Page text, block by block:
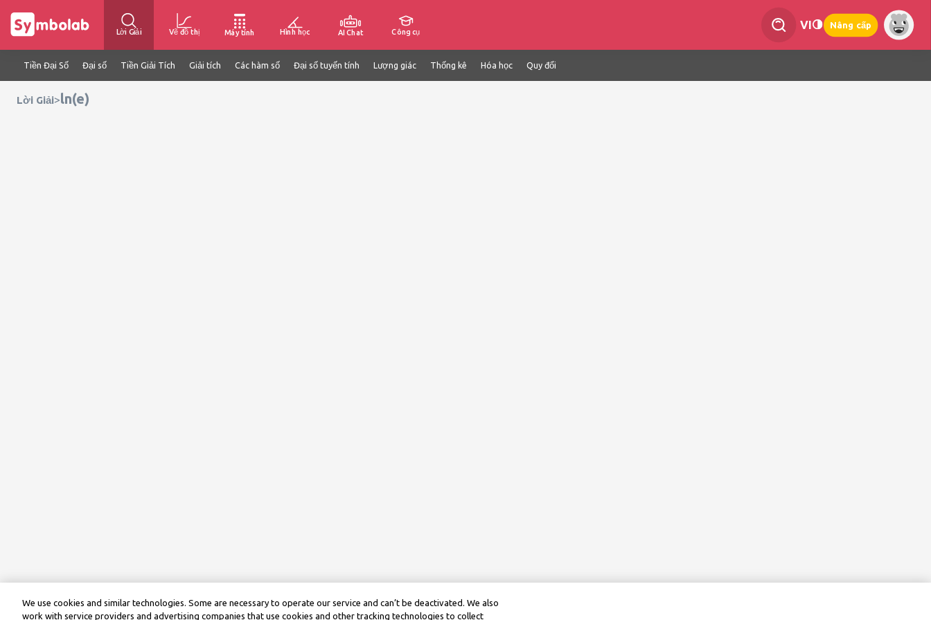
Lời Giải Vẽ đồ thị Máy tính Hình học AI Chat Công cụ
VI Nâng cấp
Tiền Đại Số Đại số Tiền Giải Tích Giải tích Các hàm số Đại số tuyến tính Lượng giác Thống kê Hóa học Quy đổi
Lời Giải>ln(e)
We use cookies and similar technologies. Some are necessary to operate our service and can’t be deactivated. We also
work with service providers and advertising companies that use cookies and other tracking technologies to collect